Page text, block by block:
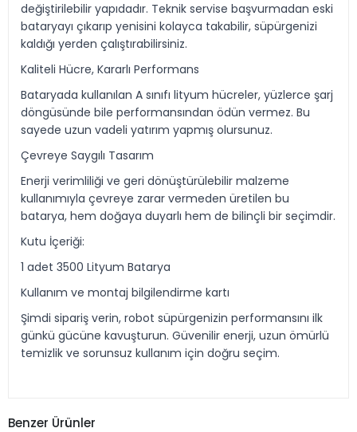
değiştirilebilir yapıdadır. Teknik servise başvurmadan eski
bataryayı çıkarıp yenisini kolayca takabilir, süpürgenizi
kaldığı yerden çalıştırabilirsiniz.
Kaliteli Hücre, Kararlı Performans
Bataryada kullanılan A sınıfı lityum hücreler, yüzlerce şarj
döngüsünde bile performansından ödün vermez. Bu
sayede uzun vadeli yatırım yapmış olursunuz.
Çevreye Saygılı Tasarım
Enerji verimliliği ve geri dönüştürülebilir malzeme
kullanımıyla çevreye zarar vermeden üretilen bu
batarya, hem doğaya duyarlı hem de bilinçli bir seçimdir.
Kutu İçeriği:
1 adet 3500 Lityum Batarya
Kullanım ve montaj bilgilendirme kartı
Şimdi sipariş verin, robot süpürgenizin performansını ilk
günkü gücüne kavuşturun. Güvenilir enerji, uzun ömürlü
temizlik ve sorunsuz kullanım için doğru seçim.
Benzer Ürünler